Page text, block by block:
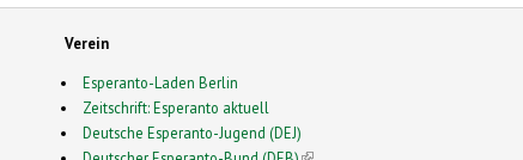
Verein
Esperanto-Laden Berlin
Zeitschrift: Esperanto aktuell
Deutsche Esperanto-Jugend (DEJ)